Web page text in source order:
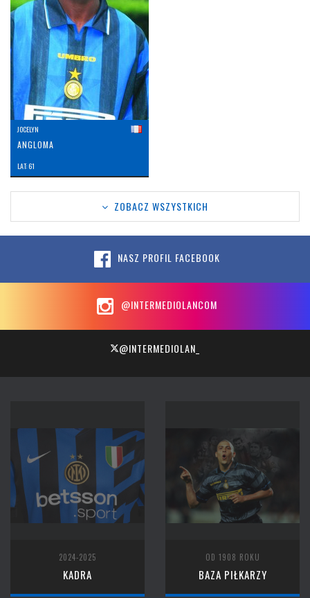
JOCELYN
ANGLOMA
LAT: 61
ZOBACZ WSZYSTKICH
NASZ PROFIL FACEBOOK
@INTERMEDIOLANCOM
@INTERMEDIOLAN_
2024-2025
KADRA
OD 1908 ROKU
BAZA PIŁKARZY